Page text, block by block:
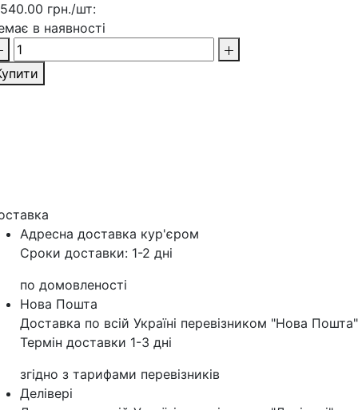
грн./шт:
в наявності
Адресна доставка кур'‎єром
Сроки доставки: 1-2 дні
по домовленості
Нова Пошта
Доставка по всій Україні перевізником "Нова Пошта"
Термін доставки 1-3 дні
згідно з тарифами перевізників
Делівері